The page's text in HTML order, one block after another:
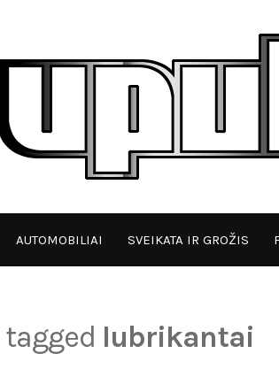
AUTOMOBILIAI SVEIKATA IR GROŽIS
lubrikantai